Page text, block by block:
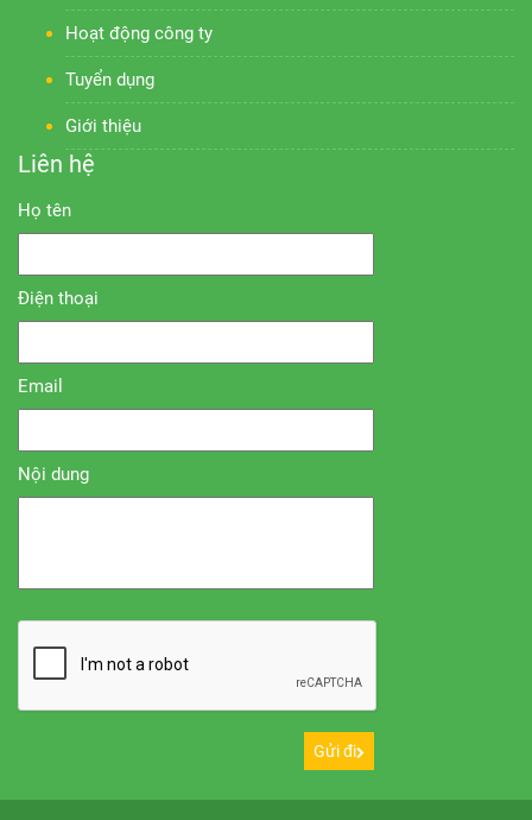
Hoạt động công ty
Tuyển dụng
Giới thiệu
Liên hệ
Họ tên
Điện thoại
Email
Nội dung
Gửi đi